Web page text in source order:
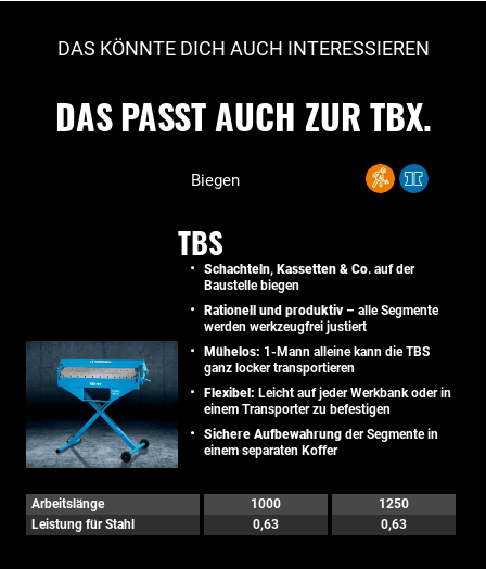
DAS KÖNNTE DICH AUCH INTERESSIEREN
DAS PASST AUCH ZUR TBX.
Biegen
TBS
Schachteln, Kassetten & Co. auf der
Baustelle biegen
Rationell und produktiv – alle Segmente
werden werkzeugfrei justiert
Mühelos: 1-Mann alleine kann die TBS
ganz locker transportieren
Flexibel: Leicht auf jeder Werkbank oder in
einem Transporter zu befestigen
Sichere Aufbewahrung der Segmente in
einem separaten Koffer
Arbeitslänge 1000
1250
Leistung für Stahl
0,63 0,63